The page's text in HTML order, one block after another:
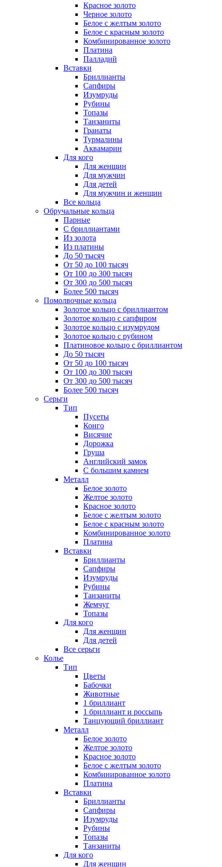
Красное золото
Черное золото
Белое с желтым золото
Белое с красным золото
Комбинированное золото
Платина
Палладий
Вставки
Бриллианты
Сапфиры
Изумруды
Рубины
Топазы
Танзаниты
Гранаты
Турмалины
Аквамарин
Для кого
Для женщин
Для мужчин
Для детей
Для мужчин и женщин
Все кольца
Обручальные кольца
Парные
С бриллиантами
Из золота
Из платины
До 50 тысяч
От 50 до 100 тысяч
От 100 до 300 тысяч
От 300 до 500 тысяч
Более 500 тысяч
Помолвочные кольца
Золотое кольцо с бриллиантом
Золотое кольцо с сапфиром
Золотое кольцо с изумрудом
Золотое кольцо с рубином
Платиновое кольцо с бриллиантом
До 50 тысяч
От 50 до 100 тысяч
От 100 до 300 тысяч
От 300 до 500 тысяч
Более 500 тысяч
Серьги
Тип
Пусеты
Конго
Висячие
Дорожка
Груша
Английский замок
С большим камнем
Металл
Белое золото
Желтое золото
Красное золото
Белое с желтым золото
Белое с красным золото
Комбинированное золото
Платина
Вставки
Бриллианты
Сапфиры
Изумруды
Рубины
Танзаниты
Жемчуг
Топазы
Для кого
Для женщин
Для детей
Все серьги
Колье
Тип
Цветы
Бабочки
Животные
1 бриллиант
1 бриллиант и россыпь
Танцующий бриллиант
Металл
Белое золото
Желтое золото
Красное золото
Белое с желтым золото
Комбинированное золото
Платина
Вставки
Бриллианты
Сапфиры
Изумруды
Рубины
Топазы
Танзаниты
Для кого
Для женщин